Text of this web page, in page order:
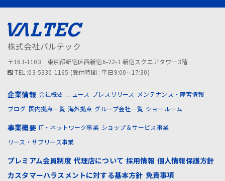
株式会社バルテック
〒163-1103 東京都新宿区西新宿6-22-1 新宿スクエアタワー3階
TEL :03-5330-1165 (受付時間 : 平日9:00∼17:30)
企業情報 会社概要 ニュース プレスリリース メンテナンス・障害情報
ブログ 国内拠点一覧 海外拠点 グループ会社一覧 ショールーム
事業概要 IT・ネットワーク事業 ショップ＆サービス事業
リース・サブリース事業
プレミアム会員制度 代理店について 採用情報 個人情報保護方針
カスタマーハラスメントに対する基本方針 免責事項